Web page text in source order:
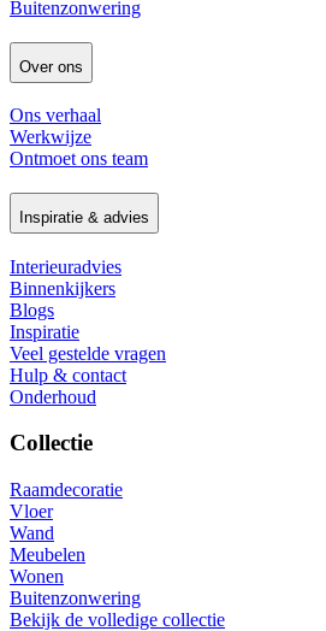
Buitenzonwering
Over ons
Ons verhaal
Werkwijze
Ontmoet ons team
Inspiratie & advies
Interieuradvies
Binnenkijkers
Blogs
Inspiratie
Veel gestelde vragen
Hulp & contact
Onderhoud
Collectie
Raamdecoratie
Vloer
Wand
Meubelen
Wonen
Buitenzonwering
Bekijk de volledige collectie